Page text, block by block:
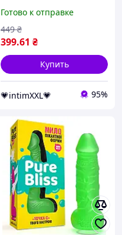
Готово к отправке
399.61 ₴
449 ₴
Купить
💗intimXXL💗 95%